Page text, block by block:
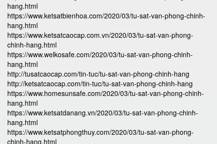
hang.html
https://www.ketsatbienhoa.com/2020/03/tu-sat-van-phong-chinh-
hang.html
https://www.ketsatcaocap.com.vn/2020/03/tu-sat-van-phong-
chinh-hang.html
https://www.welkosafe.com/2020/03/tu-sat-van-phong-chinh-
hang.html
http://tusatcaocap.com/tin-tuc/tu-sat-van-phong-chinh-hang
http://ketsatcaocap.com/tin-tuc/tu-sat-van-phong-chinh-hang
https://www.homesunsafe.com/2020/03/tu-sat-van-phong-chinh-
hang.html
https://www.ketsatdanang.vn/2020/03/tu-sat-van-phong-chinh-
hang.html
https://www.ketsatphongthuy.com/2020/03/tu-sat-van-phong-
chinh-hang.html